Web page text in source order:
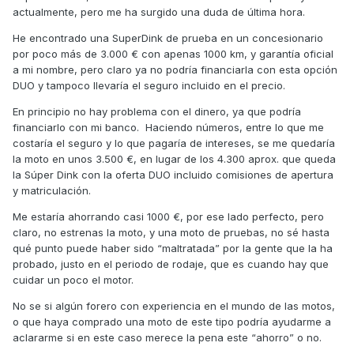
actualmente, pero me ha surgido una duda de última hora.
He encontrado una SuperDink de prueba en un concesionario
por poco más de 3.000 € con apenas 1000 km, y garantía oficial
a mi nombre, pero claro ya no podría financiarla con esta opción
DUO y tampoco llevaría el seguro incluido en el precio.
En principio no hay problema con el dinero, ya que podría
financiarlo con mi banco. Haciendo números, entre lo que me
costaría el seguro y lo que pagaría de intereses, se me quedaría
la moto en unos 3.500 €, en lugar de los 4.300 aprox. que queda
la Súper Dink con la oferta DUO incluido comisiones de apertura
y matriculación.
Me estaría ahorrando casi 1000 €, por ese lado perfecto, pero
claro, no estrenas la moto, y una moto de pruebas, no sé hasta
qué punto puede haber sido “maltratada” por la gente que la ha
probado, justo en el periodo de rodaje, que es cuando hay que
cuidar un poco el motor.
No se si algún forero con experiencia en el mundo de las motos,
o que haya comprado una moto de este tipo podría ayudarme a
aclararme si en este caso merece la pena este “ahorro” o no.